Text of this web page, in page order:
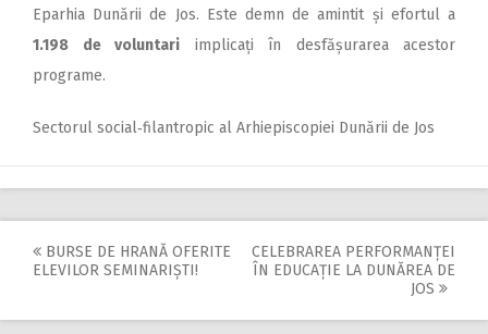
Eparhia Dunării de Jos. Este demn de amintit și efortul a
1.198 de voluntari implicați în desfășurarea acestor
programe.
Sectorul social‑filantropic al Arhiepiscopiei Dunării de Jos
Post
navigation
BURSE DE HRANĂ OFERITE
ELEVILOR SEMINARIȘTI!
CELEBRAREA PERFORMANȚEI
ÎN EDUCAȚIE LA DUNĂREA DE
JOS